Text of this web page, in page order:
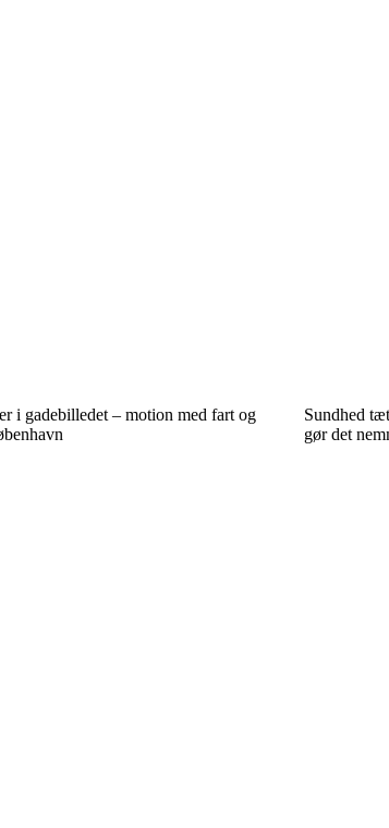
i gadebilledet – motion med fart og
Sundhed
gør det